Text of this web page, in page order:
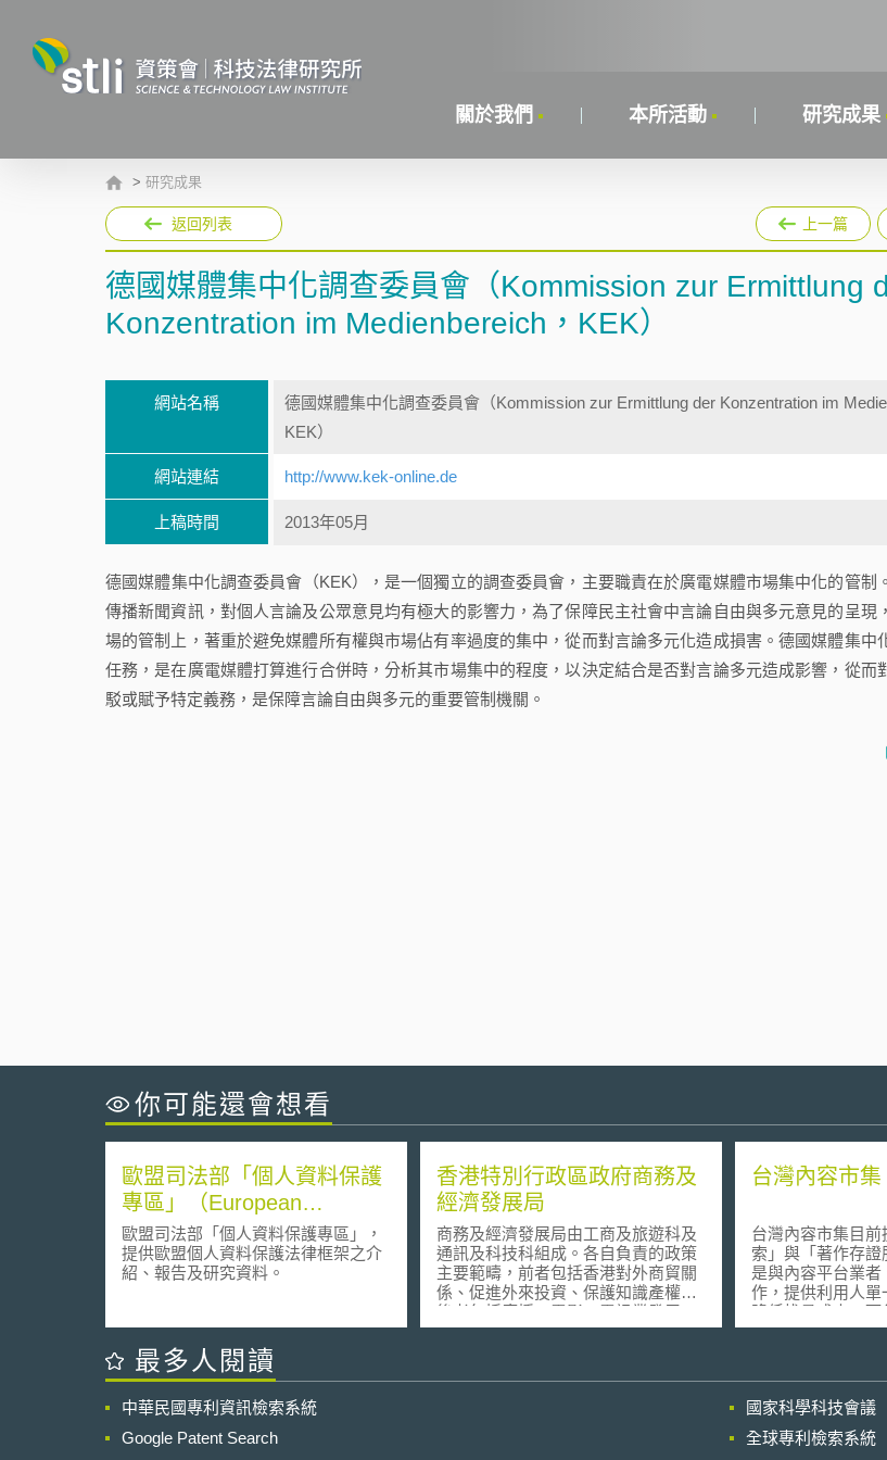
關於我們 本所活動 研究成果
> 研究成果
返回列表 上一篇
德國媒體集中化調查委員會（Kommission zur Ermittlung
Konzentration im Medienbereich，KEK）
網站名稱
德國媒體集中化調查委員會（Kommission zur Ermittlung der Konzentration im
KEK）
網站連結 http://www.kek-online.de
上稿時間 2013年05月
德國媒體集中化調查委員會（KEK），是一個獨立的調查委員會，主要職責在於廣電媒體市場集中化的管制
傳播新聞資訊，對個人言論及公眾意見均有極大的影響力，為了保障民主社會中言論自由與多元意見的呈現
場的管制上，著重於避免媒體所有權與市場佔有率過度的集中，從而對言論多元化造成損害。德國媒體集中
任務，是在廣電媒體打算進行合併時，分析其市場集中的程度，以決定結合是否對言論多元造成影響，從而
駁或賦予特定義務，是保障言論自由與多元的重要管制機關。
你可能還會想看
歐盟司法部「個人資料保護
專區」（European
Commission - Justice -
Data protection）
歐盟司法部「個人資料保護專區」，
提供歐盟個人資料保護法律框架之介
紹、報告及研究資料。
香港特別行政區政府商務及
經濟發展局
商務及經濟發展局由工商及旅遊科及
通訊及科技科組成。各自負責的政策
主要範疇，前者包括香港對外商貿關
係、促進外來投資、保護知識產權；
後者包括廣播、電影、電訊業發展、
創新科技。
台灣內容市集
台灣內容市集目
索」與「著作存
是與內容平台業
作，提供利用人單
降低找尋成本。而
服務，保存其著作
最多人閱讀
中華民國專利資訊檢索系統
國家科學科技會議
Google Patent Search
全球專利檢索系統